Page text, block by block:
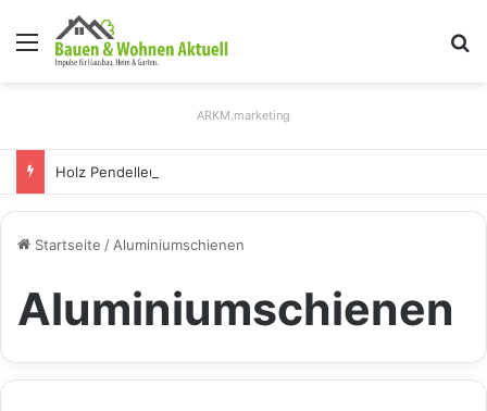
Menü
ARKM.marketing
Startseite / Aluminiumschienen
Aluminiumschienen